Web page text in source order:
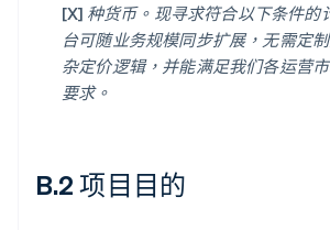
[X] 种货币。现寻求符合以下条件的
台可随业务规模同步扩展，无需定
杂定价逻辑，并能满足我们各运营
要求。
B.2 项目目的